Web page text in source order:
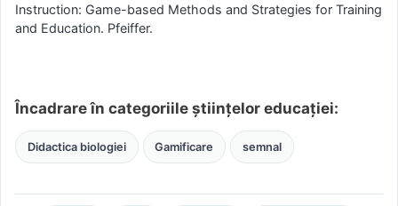
Instruction: Game-based Methods and Strategies for Training
and Education. Pfeiffer.
Încadrare în categoriile științelor educației:
Didactica biologiei Gamificare semnal